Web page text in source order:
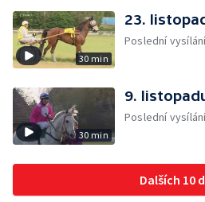
30 min
23.
Poslední
30 min
9.
Poslední
Dalších 10